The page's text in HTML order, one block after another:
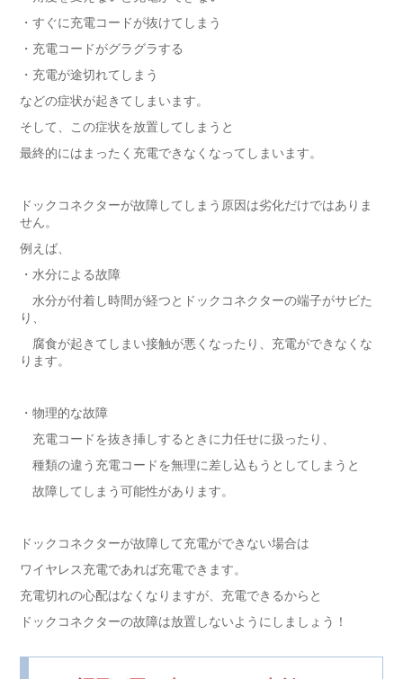
・すぐに充電コードが抜けてしまう
・充電コードがグラグラする
・充電が途切れてしまう
などの症状が起きてしまいます。
そして、この症状を放置してしまうと
最終的にはまったく充電できなくなってしまいます。
ドックコネクターが故障してしまう原因は劣化だけではありま
せん。
例えば、
・水分による故障
水分が付着し時間が経つとドックコネクターの端子がサビた
り、
腐食が起きてしまい接触が悪くなったり、充電ができなくな
ります。
・物理的な故障
充電コードを抜き挿しするときに力任せに扱ったり、
種類の違う充電コードを無理に差し込もうとしてしまうと
故障してしまう可能性があります。
ドックコネクターが故障して充電ができない場合は
ワイヤレス充電であれば充電できます。
充電切れの心配はなくなりますが、充電できるからと
ドックコネクターの故障は放置しないようにしましょう！